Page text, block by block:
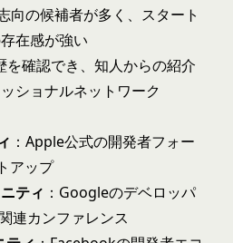
向の候補者が多く、スタート
在感が強い
を確認でき、知人からの紹介
ショナルネットワーク
：Apple公式の開発者フォー
アップ
ティ ：Googleのデベロッパ
連カンファレンス